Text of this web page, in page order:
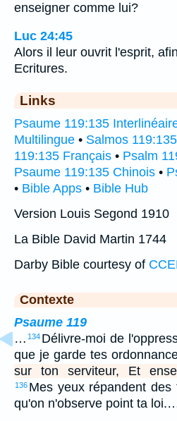
enseigner comme lui?
Luc 24:45
Alors il leur ouvrit l'esprit,
Ecritures.
Links
Psaume 119:135
Multilingue • Salmos
119:135 Français • Psalm
Psaume 119:135 Chinois •
• Bible Apps • Bible Hub
Version Louis Segond 1910
La Bible David Martin 1744
Darby Bible courtesy of
Contexte
Psaume 119
… 134 Délivre-moi de
que je garde tes
sur ton serviteur, Et
136 Mes yeux répandent
qu'on n'observe point ta